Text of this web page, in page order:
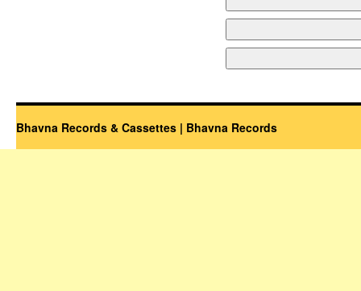
Bhavna Records & Cassettes | Bhavna Records